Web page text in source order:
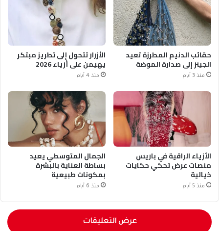
حقائب الدنيم المطرزة تعيد
الجينز إلى صدارة الموضة
منذ 3 أيام
الأزرار تتحول إلى تطريز مبتكر
يهيمن على أزياء 2026
منذ 4 أيام
الأزياء الراقية في باريس
منصات عرض تحكي حكايات
خيالية
منذ 5 أيام
الجمال المتوسطي يعيد
بساطة العناية بالبشرة
بمكونات طبيعية
منذ 6 أيام
عرض التعليقات